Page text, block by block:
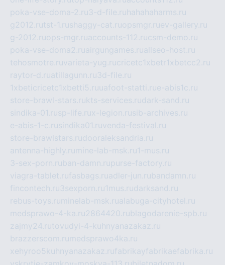
poka-vse-doma-2.ru3-d-file.ru hahahaharms.ru
g2012.rutst-1.rushaggy-cat.ruopsmgr.ruev-gallery.ru
g-2012.ruops-mgr.ruaccounts-112.rucsm-demo.ru
poka-vse-doma2.ruairgungames.ruallseo-host.ru
tehosmotre.ruvarieta-yug.rucricetc1xbetr1xbetcc2.ru
raytor-d.ruatillagunn.ru3d-file.ru
1xbeticricetc1xbetti5.ruuafoot-statti.rue-abis1c.ru
store-brawl-stars.rukts-services.rudark-sand.ru
sindika-01.rusp-life.rux-legion.rusib-archives.ru
e-abis-1-c.rusindika01.ruvenda-festival.ru
store-brawlstars.rudooraleksandria.ru
antenna-highly.ru mine-lab-msk.ru1-mus.ru
3-sex-porn.ruban-damn.rupurse-factory.ru
viagra-tablet.rufasbags.ruadler-jun.rubandamn.ru
fincontech.ru3sexporn.ru1mus.rudarksand.ru
rebus-toys.ru minelab-msk.rualabuga-cityhotel.ru
medsprawo-4-ka.ru2864420.rublagodarenie-spb.ru
zajmy24.rutovudyi-4-kuhnyanazakaz.ru
brazzerscom.ru medsprawo4ka.ru
xehyroo5kuhnyanazakaz.rufabrikayfabrikaefabrika.ru